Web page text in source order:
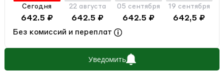
Сегодня
642.5 ₽
22 августа
642.5 ₽
05 сентября
642.5 ₽
19 сентября
642,5 ₽
Без комиссий и переплат
Уведомить